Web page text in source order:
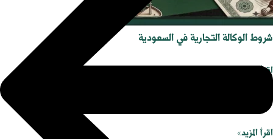
شروط الوكالة التجارية في السعودية
اقرأ المزيد»
رد اعتبار تشويه سمعة
اقرأ المزيد»